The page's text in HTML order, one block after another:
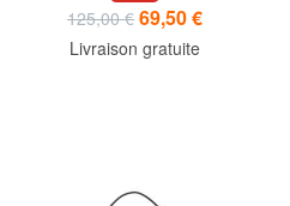
125,00 € 69,50 €
Livraison gratuite